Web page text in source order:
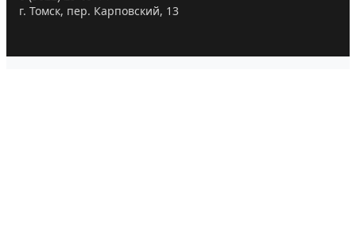
г. Томск, пер. Карповский, 13